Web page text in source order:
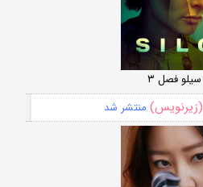
سیلو فصل ۳
منتشر شد